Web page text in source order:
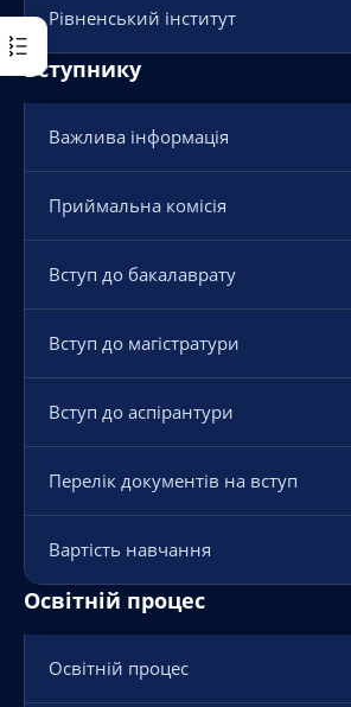
Рівненський інститут
Вступнику
Важлива інформація
Приймальна комісія
Вступ до бакалаврату
Вступ до магістратури
Вступ до аспірантури
Перелік документів на вступ
Вартість навчання
Освітній процес
Освітній процес